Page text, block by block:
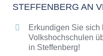
STEFFENBERG AN
Erkundigen Sie
Volkshochschulen
in Steffenberg!